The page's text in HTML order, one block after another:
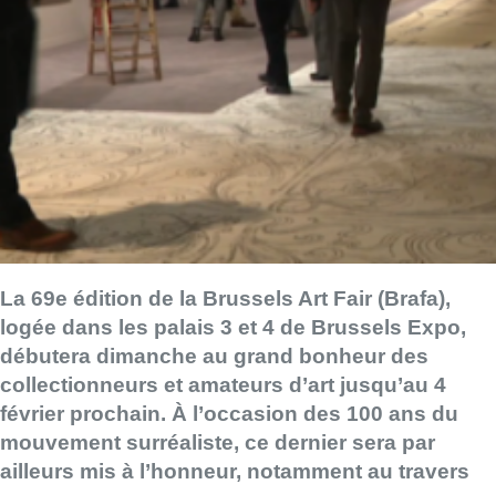
La 69e édition de la Brussels Art Fair (Brafa),
logée dans les palais 3 et 4 de Brussels Expo,
débutera dimanche au grand bonheur des
collectionneurs et amateurs d’art jusqu’au 4
février prochain. À l’occasion des 100 ans du
mouvement surréaliste, ce dernier sera par
ailleurs mis à l’honneur, notamment au travers